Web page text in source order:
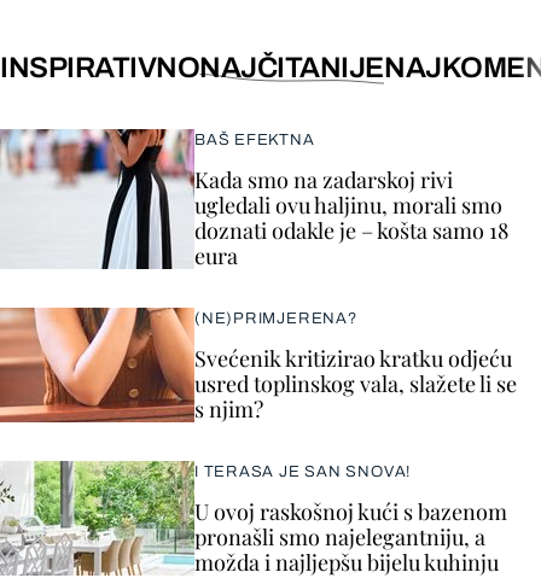
INSPIRATIVNONAJČITANIJE
BAŠ EFEKTNA
Kada smo na zadarskoj rivi
ugledali ovu haljinu, morali smo
doznati odakle je – košta samo 18
eura
(NE)PRIMJERENA?
Svećenik kritizirao kratku odjeću
usred toplinskog vala, slažete li se
s njim?
I TERASA JE SAN SNOVA!
U ovoj raskošnoj kući s bazenom
pronašli smo najelegantniju, a
možda i najljepšu bijelu kuhinju